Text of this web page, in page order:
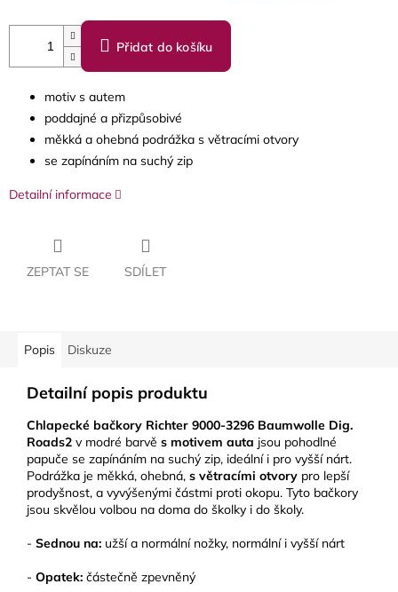
Přidat do košíku
motiv s autem
poddajné a přizpůsobivé
měkká a ohebná podrážka s větracími otvory
se zapínáním na suchý zip
Detailní informace
ZEPTAT SE SDÍLET
Popis Diskuze
Detailní popis produktu
Chlapecké bačkory Richter 9000-3296 Baumwolle Dig.
Roads2 v modré barvě s motivem auta jsou pohodlné
papuče se zapínáním na suchý zip, ideální i pro vyšší nárt.
Podrážka je měkká, ohebná, s větracími otvory pro lepší
prodyšnost, a vyvýšenými částmi proti okopu. Tyto bačkory
jsou skvělou volbou na doma do školky i do školy.
- Sednou na: užší a normální nožky, normální i vyšší nárt
- Opatek: částečně zpevněný